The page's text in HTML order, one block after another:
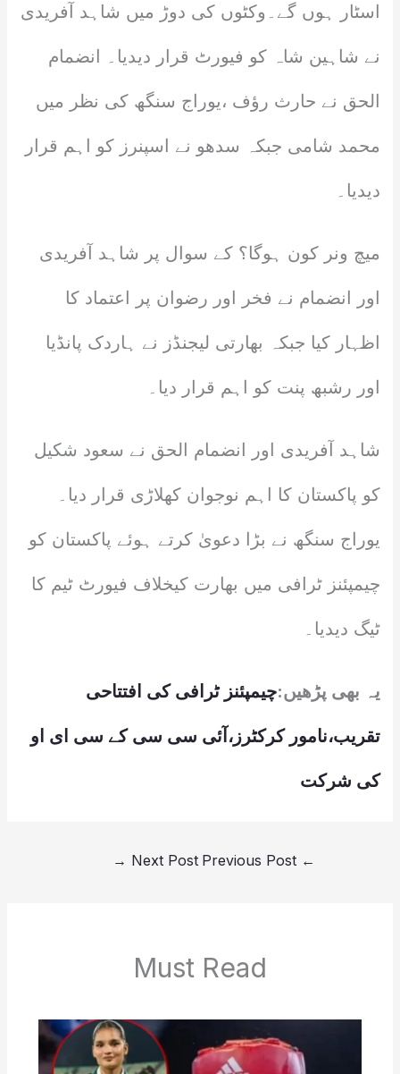
اسٹار ہوں گے۔وکٹوں کی دوڑ میں شاہد آفریدی
نے شاہین شاہ کو فیورٹ قرار دیدیا۔ انضمام
الحق نے حارث رؤف ،یوراج سنگھ کی نظر میں
محمد شامی جبکہ سدھو نے اسپنرز کو اہم قرار
دیدیا۔
میچ ونر کون ہوگا؟ کے سوال پر شاہد آفریدی
اور انضمام نے فخر اور رضوان پر اعتماد کا
اظہار کیا جبکہ بھارتی لیجنڈز نے ہاردک پانڈیا
اور رشبھ پنت کو اہم قرار دیا۔
شاہد آفریدی اور انضمام الحق نے سعود شکیل
کو پاکستان کا اہم نوجوان کھلاڑی قرار دیا۔
یوراج سنگھ نے بڑا دعویٰ کرتے ہوئے پاکستان کو
چیمپئنز ٹرافی میں بھارت کیخلاف فیورٹ ٹیم کا
ٹیگ دیدیا۔
یہ بھی پڑھیں:چیمپئنز ٹرافی کی افتتاحی
تقریب،نامور کرکٹرز،آئی سی سی کے سی ای او
کی شرکت
←
Next Post
→
Must Read